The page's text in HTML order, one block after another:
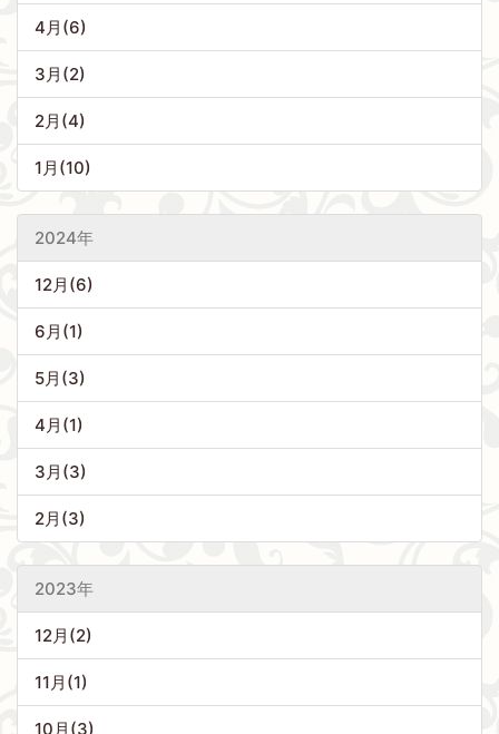
4月(6)
3月(2)
2月(4)
1月(10)
2024年
12月(6)
6月(1)
5月(3)
4月(1)
3月(3)
2月(3)
2023年
12月(2)
11月(1)
10月(3)